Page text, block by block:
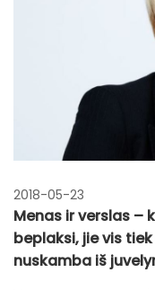
2018-05-23
Menas ir verslas –
beplaksi, jie vis
nuskamba iš